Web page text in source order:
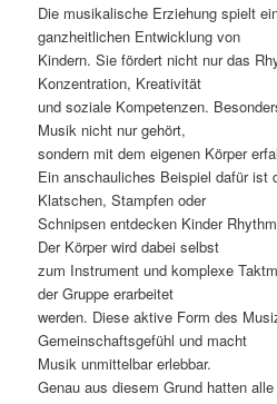
Die musikalische Erziehung spielt
ganzheitlichen Entwicklung von
Kindern. Sie fördert nicht nur das
Konzentration, Kreativität
und soziale Kompetenzen.
Musik nicht nur gehört,
sondern mit dem eigenen Körper
Ein anschauliches Beispiel dafür ist
Klatschen, Stampfen oder
Schnipsen entdecken Kinder
Der Körper wird dabei selbst
zum Instrument und komplexe
der Gruppe erarbeitet
werden. Diese aktive Form des
Gemeinschaftsgefühl und macht
Musik unmittelbar erlebbar.
Genau aus diesem Grund hatten